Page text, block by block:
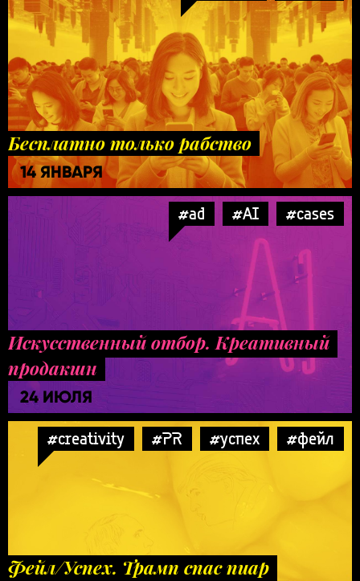
Бесплатно только рабство
14 ЯНВАРЯ
#ad #AI #cases
Искусственный отбор. Креативный
продакшн
24 ИЮЛЯ
#creativity #PR #успех #фейл
Фейл/Успех. Трамп спас пиар